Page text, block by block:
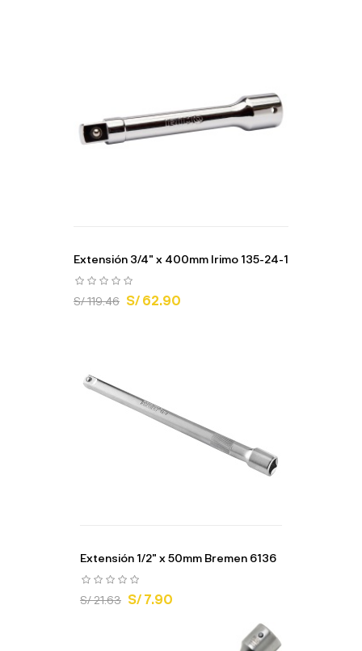
Extensión 3/4" x 400mm Irimo 135-24-1
S/ 119.46 S/ 62.90
Extensión 1/2" x 50mm Bremen 6136
S/ 21.63 S/ 7.90